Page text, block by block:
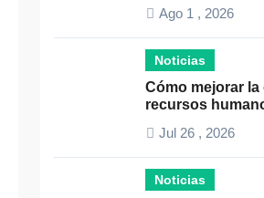
autónomos
Ago 1 , 2026
Noticias
Cómo mejorar
recursos
Jul 26 , 2026
Noticias